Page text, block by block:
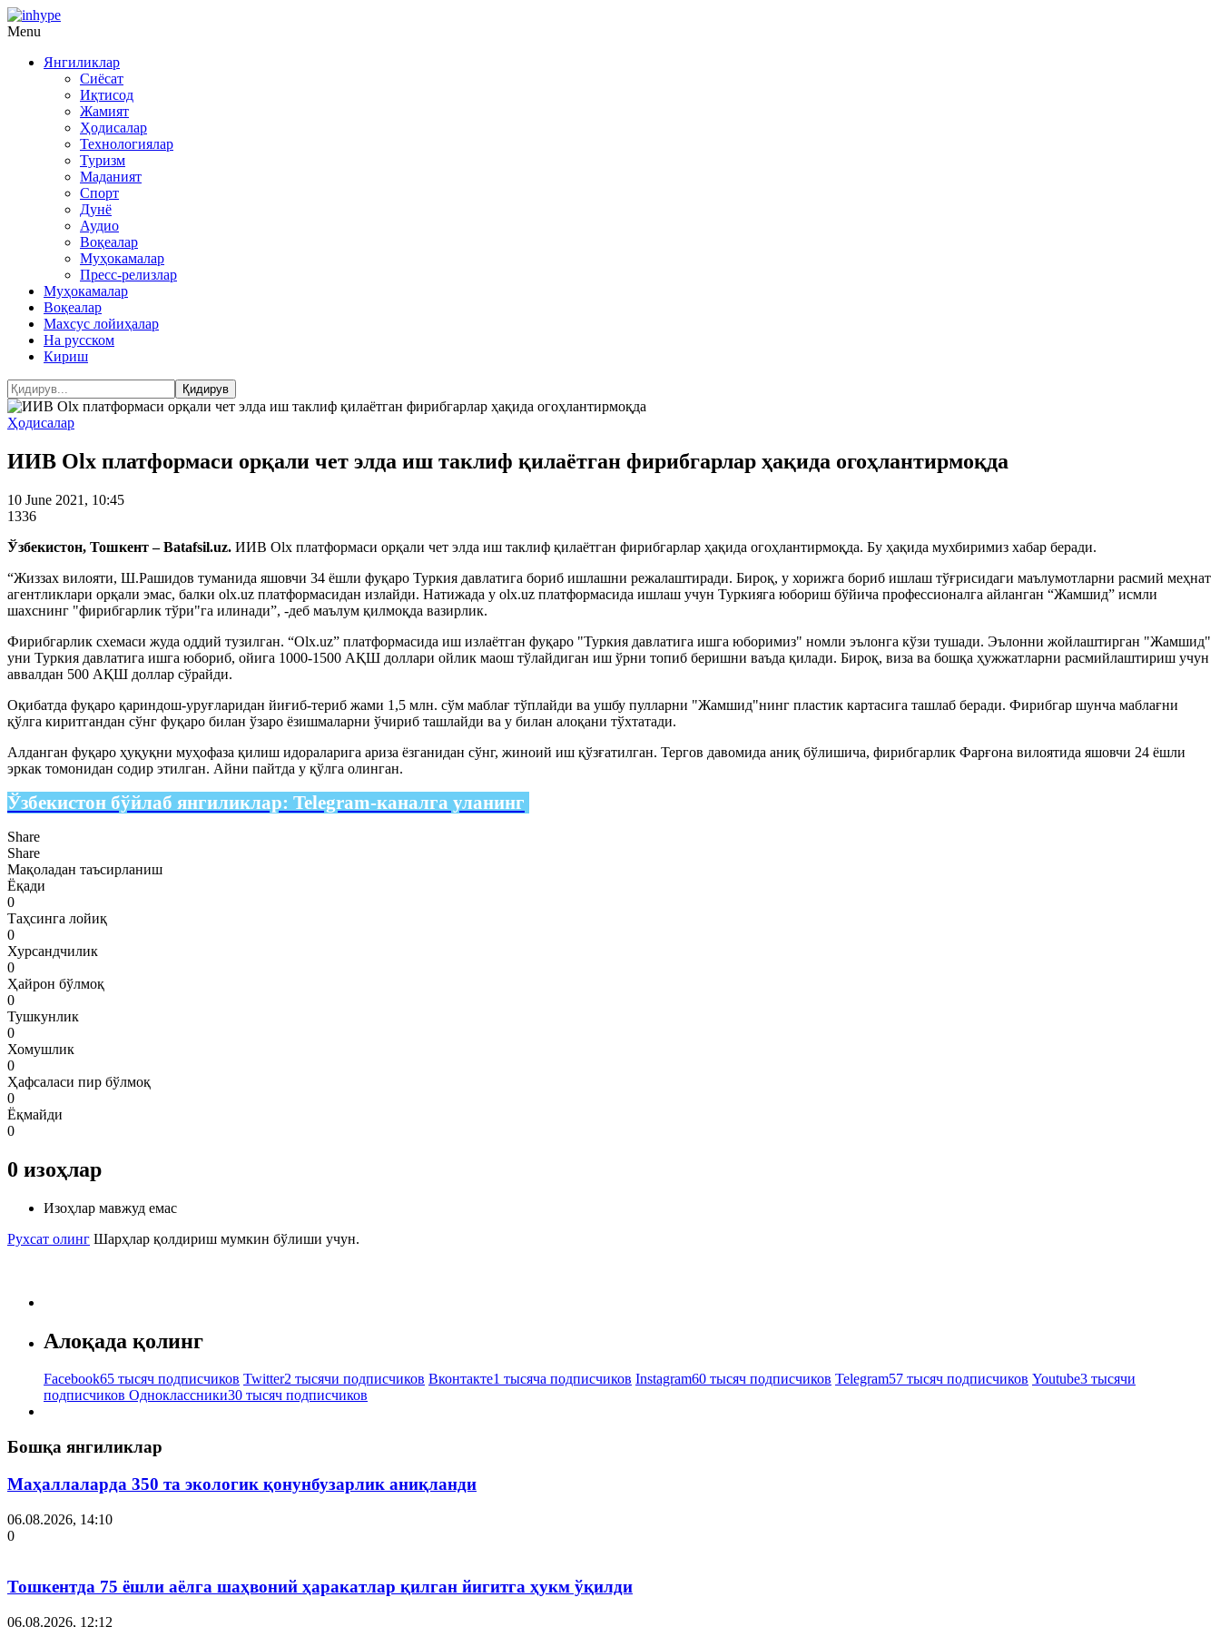
Menu
Янгиликлар
Сиёсат
Иқтисод
Жамият
Ҳодисалар
Технологиялар
Туризм
Маданият
Спорт
Дунё
Аудио
Воқеалар
Муҳокамалар
Пресс-релизлар
Муҳокамалар
Воқеалар
Махсус лойиҳалар
На русском
Кириш
Ҳодисалар
ИИВ Olx платформаси орқали чет элда иш таклиф қилаётган фирибгарлар ҳақида огоҳлантирмоқда
10 June 2021, 10:45
1336
Ўзбекистон, Тошкент – Batafsil.uz. ИИВ Olx платформаси орқали чет элда иш таклиф қилаётган фирибгарлар ҳақида огоҳлантирмоқда. Бу ҳақида мухбиримиз хабар беради.
“Жиззах вилояти, Ш.Рашидов туманида яшовчи 34 ёшли фуқаро Туркия давлатига бориб ишлашни режалаштиради. Бироқ, у хорижга бориб ишлаш тўғрисидаги маълумотларни расмий меҳнат
агентликлари орқали эмас, балки olx.uz платформасидан излайди. Натижада у olx.uz платформасида ишлаш учун Туркияга юбориш бўйича профессионалга айланган “Жамшид” исмли
шахснинг "фирибгарлик тўри"га илинади”, -деб маълум қилмоқда вазирлик.
Фирибгарлик схемаси жуда оддий тузилган. “Olx.uz” платформасида иш излаётган фуқаро "Туркия давлатига ишга юборимиз" номли эълонга кўзи тушади. Эълонни жойлаштирган "Жамшид"
уни Туркия давлатига ишга юбориб, ойига 1000-1500 АҚШ доллари ойлик маош тўлайдиган иш ўрни топиб беришни ваъда қилади. Бироқ, виза ва бошқа ҳужжатларни расмийлаштириш учун
аввалдан 500 АҚШ доллар сўрайди.
Оқибатда фуқаро қариндош-уруғларидан йиғиб-териб жами 1,5 млн. сўм маблағ тўплайди ва ушбу пулларни "Жамшид"нинг пластик картасига ташлаб беради. Фирибгар шунча маблағни
қўлга киритгандан сўнг фуқаро билан ўзаро ёзишмаларни ўчириб ташлайди ва у билан алоқани тўхтатади.
Алданган фуқаро ҳуқуқни муҳофаза қилиш идораларига ариза ёзганидан сўнг, жиноий иш қўзғатилган. Тергов давомида аниқ бўлишича, фирибгарлик Фарғона вилоятида яшовчи 24 ёшли
эркак томонидан содир этилган. Айни пайтда у қўлга олинган.
Ўзбекистон бўйлаб янгиликлар: Telegram-каналга уланинг
Share
Share
Мақоладан таъсирланиш
Ёқади
0
Таҳсинга лойиқ
0
Хурсандчилик
0
Ҳайрон бўлмоқ
0
Тушкунлик
0
Хомушлик
0
Ҳафсаласи пир бўлмоқ
0
Ёқмайди
0
0 изоҳлар
Изоҳлар мавжуд емас
Рухсат олинг Шарҳлар қолдириш мумкин бўлиши учун.
Алоқада қолинг
Facebook65 тысяч подписчиков Twitter2 тысячи подписчиков Вконтакте1 тысяча подписчиков Instagram60 тысяч подписчиков Telegram57 тысяч подписчиков Youtube3 тысячи
подписчиков Одноклассники30 тысяч подписчиков
Бошқа янгиликлар
Маҳаллаларда 350 та экологик қонунбузарлик аниқланди
06.08.2026, 14:10
0
Тошкентда 75 ёшли аёлга шаҳвоний ҳаракатлар қилган йигитга ҳукм ўқилди
06.08.2026, 12:12